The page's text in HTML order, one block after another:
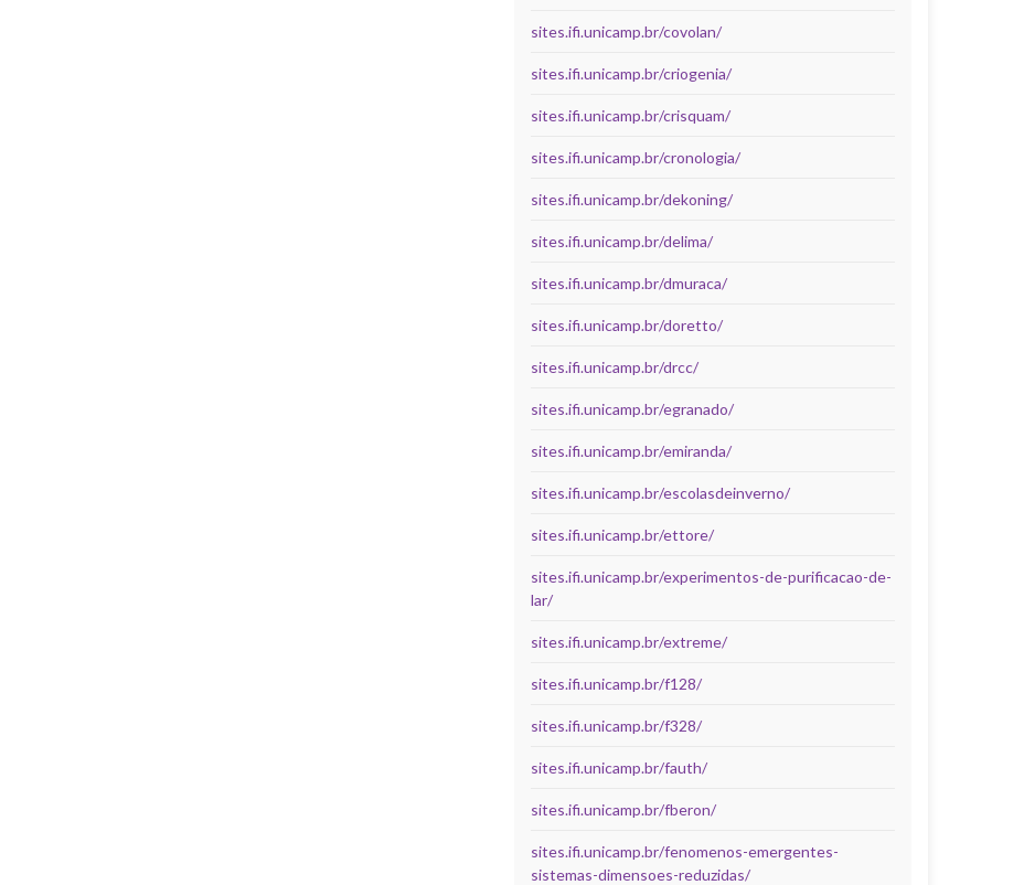
sites.ifi.unicamp.br/covolan/
sites.ifi.unicamp.br/criogenia/
sites.ifi.unicamp.br/crisquam/
sites.ifi.unicamp.br/cronologia/
sites.ifi.unicamp.br/dekoning/
sites.ifi.unicamp.br/delima/
sites.ifi.unicamp.br/dmuraca/
sites.ifi.unicamp.br/doretto/
sites.ifi.unicamp.br/drcc/
sites.ifi.unicamp.br/egranado/
sites.ifi.unicamp.br/emiranda/
sites.ifi.unicamp.br/escolasdeinverno/
sites.ifi.unicamp.br/ettore/
sites.ifi.unicamp.br/experimentos-de-purificacao-de-
lar/
sites.ifi.unicamp.br/extreme/
sites.ifi.unicamp.br/f128/
sites.ifi.unicamp.br/f328/
sites.ifi.unicamp.br/fauth/
sites.ifi.unicamp.br/fberon/
sites.ifi.unicamp.br/fenomenos-emergentes-
sistemas-dimensoes-reduzidas/